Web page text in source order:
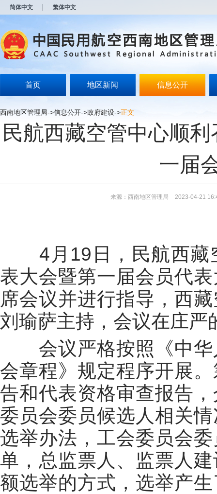
简体中文 繁体中文
首页 地区新闻 信息公开
西南地区管理局->信息公开->政府建设->正文
民航西藏空管中心顺
一届
来源：西南地区管理局 2023-04-21
4 月 19 日，民航西
表大会暨第一届会员代
席会议并进行指导，西
刘瑜萨主持，会议在庄严
会议严格按照《中
会章程》规定程序开展
告和代表资格审查报告
委员会委员候选人相关
选举办法，工会委员会
单，总监票人、监票人
额选举的方式，选举产
开
无
障
说
按
Alt
加
波
浪